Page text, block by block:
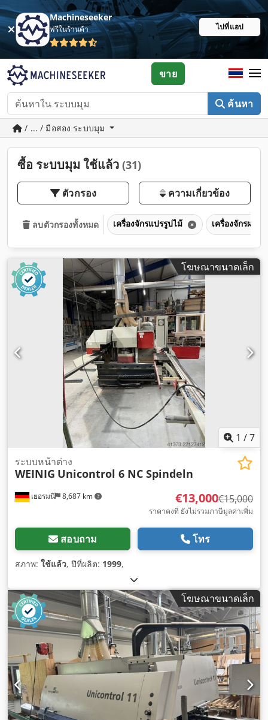
Machineseeker
ฟรีในร้านค้า ไปที่แอป
ค้นหา
ขาย
/ ... / มือสอง ระบบมุม
ซื้อ ระบบมุม ใช้แล้ว (31)
ตัวกรอง ความเกี่ยวข้อง
ลบตัวกรองทั้งหมด เครื่องจักรแปรรูปไม้ เครื่องจักรผลิต
โฆษณาขนาดเล็ก
1 /7
เยอรมนี 8,687 km
ระบบหน้าต่าง
WEINIG Unicontrol 6 NC Spindeln
€13,000€15,000
ราคาคงที่ ยังไม่รวมภาษีมูลค่าเพิ่ม
สอบถาม โทร
สภาพ: ใช้แล้ว, ปีที่ผลิต: 1999,
โฆษณาขนาดเล็ก